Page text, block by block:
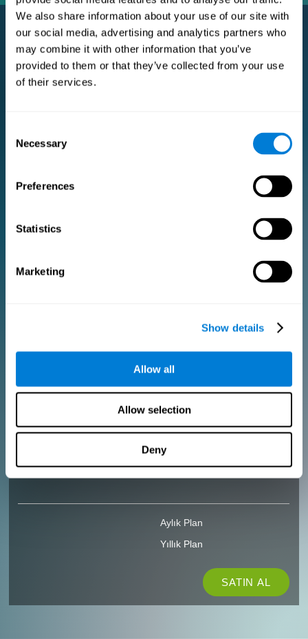
We also share information about your use of our site with
our social media, advertising and analytics partners who
may combine it with other information that you’ve
provided to them or that they’ve collected from your use
of their services.
Selection
Necessary
Preferences
Statistics
Marketing
Show details
Allow all
Allow selection
Deny
Abonelik Pro Premium
Araştırmacılar ve sağlık profesyonelleri için Premium abonelik.
Logonuzu ekleyin
E-consent belgesi (çalışmalar)
Başlayabilmeniz için ÜCRETSİZ 2 lisans
SATIN AL
Logonuzu ekleyin
Özel Antrenman Oluştur
Aylık Plan
Yıllık Plan
SATIN AL